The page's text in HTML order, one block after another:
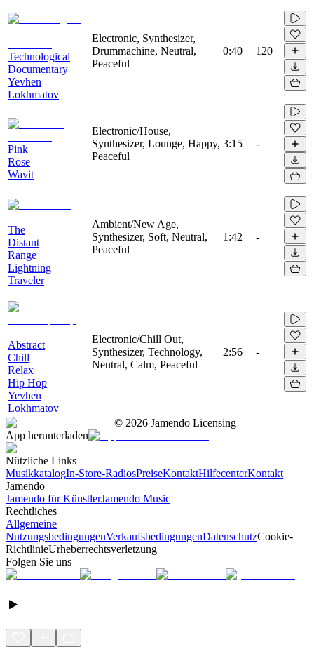
Technological
Documentary
Yevhen
Lokhmatov
Electronic, Synthesizer,
Drummachine, Neutral,
Peaceful
0:40 120
Pink
Rose
Wavit
Electronic/House,
Synthesizer, Lounge, Happy,
Peaceful
3:15 -
The
Distant
Range
Lightning
Traveler
Ambient/New Age,
Synthesizer, Soft, Neutral,
Peaceful
1:42 -
Abstract
Chill
Relax
Hip Hop
Yevhen
Lokhmatov
Electronic/Chill Out,
Synthesizer, Technology,
Neutral, Calm, Peaceful
2:56 -
© 2026 Jamendo Licensing
App herunterladen
Nützliche Links
MusikkatalogIn-Store-RadiosPreiseKontaktHilfecenterKontakt
Jamendo
Jamendo für KünstlerJamendo Music
Rechtliches
Allgemeine
NutzungsbedingungenVerkaufsbedingungenDatenschutzCookie-
RichtlinieUrheberrechtsverletzung
Folgen Sie uns